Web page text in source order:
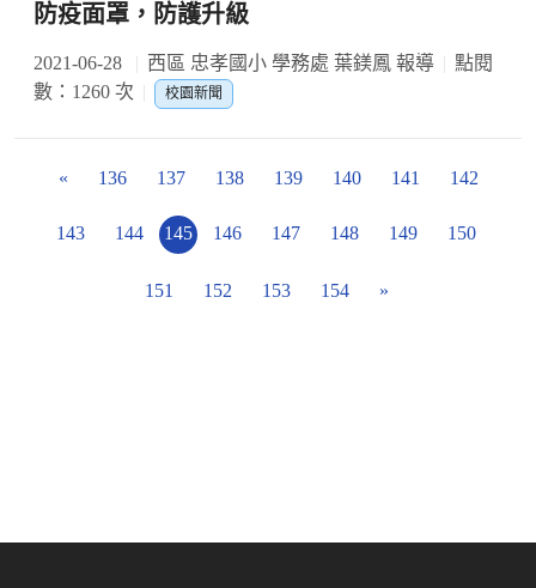
防疫面罩，防護升級
2021-06-28 西區 忠孝國小 學務處 葉鎂鳳 報導
點閱
數：1260 次
校園新聞
« 136 137 138 139 140 141 142
143 144 145 146 147 148 149 150
151 152 153 154 »